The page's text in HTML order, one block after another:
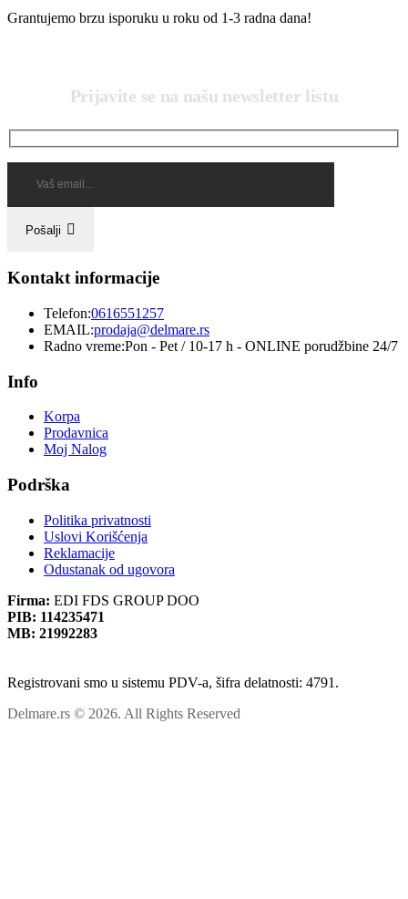
Grantujemo brzu isporuku u roku od 1-3 radna dana!
Prijavite se na našu newsletter listu
Pošalji
Kontakt informacije
Telefon:0616551257
EMAIL:prodaja@delmare.rs
Radno vreme:Pon - Pet / 10-17 h - ONLINE porudžbine 24/7
Info
Korpa
Prodavnica
Moj Nalog
Podrška
Politika privatnosti
Uslovi Korišćenja
Reklamacije
Odustanak od ugovora
Firma: EDI FDS GROUP DOO
PIB: 114235471
MB: 21992283
Registrovani smo u sistemu PDV-a, šifra delatnosti: 4791.
Delmare.rs © 2026. All Rights Reserved